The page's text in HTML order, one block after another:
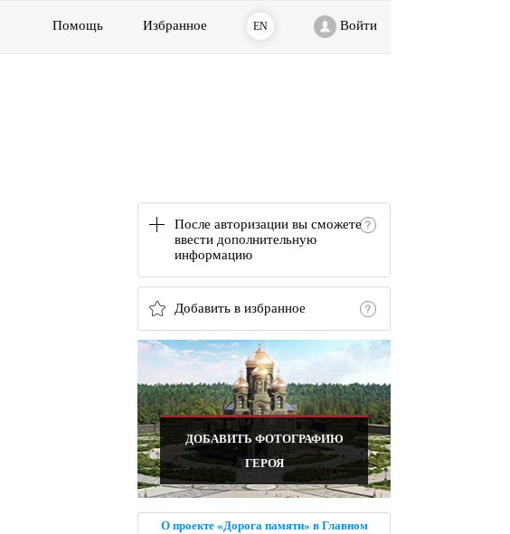
Помощь Избранное EN Войти
После авторизации вы сможете
ввести дополнительную
информацию
Добавить в избранное
ДОБАВИТЬ ФОТОГРАФИЮ
ГЕРОЯ
О проекте «Дорога памяти» в Главном